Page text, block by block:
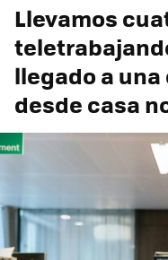
Llevamos
llegado a
desde casa